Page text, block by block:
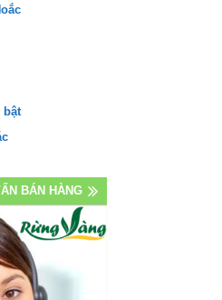
bật
BÁN HÀNG